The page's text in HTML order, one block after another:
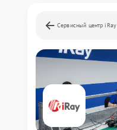
Сервисный центр iRay